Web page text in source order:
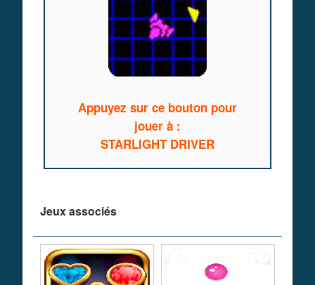
Appuyez sur ce bouton pour
jouer à :
STARLIGHT DRIVER
Jeux associés